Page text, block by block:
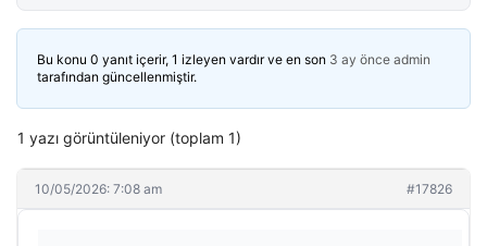
Bu konu 0 yanıt içerir, 1 izleyen vardır ve en son 3 ay önce admin
tarafından güncellenmiştir.
1 yazı görüntüleniyor (toplam 1)
10/05/2026: 7:08 am #17826